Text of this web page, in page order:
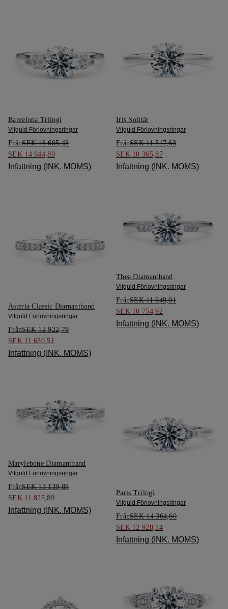
Barcelona Trilogi
Vitguld Förlovningsringar
FrånSEK 16 605,43
SEK 14 944,89
Infattning (INK. MOMS)
Iris Solitär
Vitguld Förlovningsringar
FrånSEK 11 517,63
SEK 10 365,87
Infattning (INK. MOMS)
Asteria Classic Diamantband
Vitguld Förlovningsringar
FrånSEK 12 922,79
SEK 11 630,51
Infattning (INK. MOMS)
Thea Diamantband
Vitguld Förlovningsringar
FrånSEK 11 949,91
SEK 10 754,92
Infattning (INK. MOMS)
Marylebone Diamantband
Vitguld Förlovningsringar
FrånSEK 13 139,88
SEK 11 825,89
Infattning (INK. MOMS)
Paris Trilogi
Vitguld Förlovningsringar
FrånSEK 14 364,60
SEK 12 928,14
Infattning (INK. MOMS)